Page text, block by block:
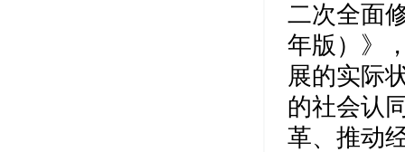
二次全面
年版）》
展的实际
的社会认
革、推动